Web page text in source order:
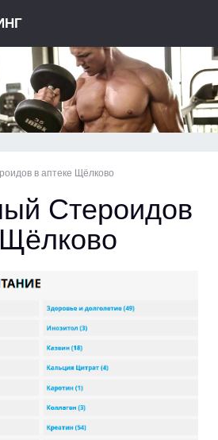
в аптеке Щёлково
Стероидов